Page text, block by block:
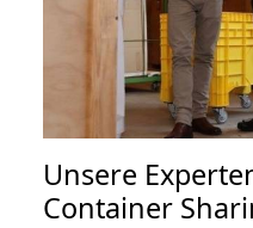
Unsere
Container